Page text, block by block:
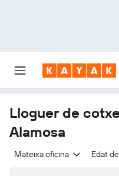
Lloguer de
Alamosa
Mateixa oficina Edat